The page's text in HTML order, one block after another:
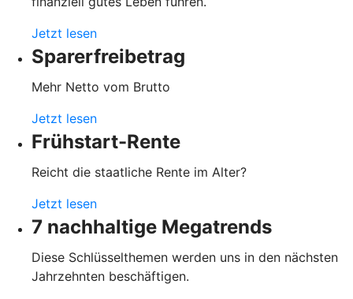
Jetzt lesen
Sparerfreibetrag
Mehr Netto vom Brutto
Jetzt lesen
Frühstart-Rente
Reicht die staatliche Rente im Alter?
Jetzt lesen
7 nachhaltige Megatrends
Diese Schlüsselthemen werden uns in den nächsten
Jahrzehnten beschäftigen.